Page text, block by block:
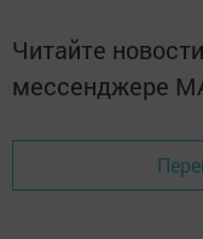
Читайте
мессенджере